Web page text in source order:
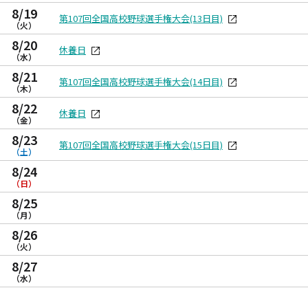
8/19
（火）
第107回全国高校野球選手権大会(13日目)
8/20
（水）
休養日
8/21
（木）
第107回全国高校野球選手権大会(14日目)
8/22
（金）
休養日
8/23
（土）
第107回全国高校野球選手権大会(15日目)
8/24
（日）
8/25
（月）
8/26
（火）
8/27
（水）